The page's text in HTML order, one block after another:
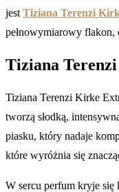
jest Tiziana Terenzi
pełnowymiarowy flakon,
Tiziana Terenzi
Tiziana Terenzi Kirke
tworzą słodką,
piasku, który nadaje
które wyróżnia się
W sercu perfum kryje się